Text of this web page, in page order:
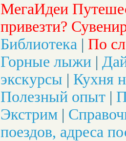
МегаИдеи
привезти?
Библиотека | По
Горные лыжи |
экскурсы | Кухня
Полезный опыт |
Экстрим |
поездов, адреса